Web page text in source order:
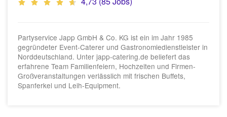
Partyservice Japp GmbH & Co. KG ist ein im Jahr 1985
gegründeter Event-Caterer und Gastronomiedienstleister in
Norddeutschland. Unter japp-catering.de beliefert das
erfahrene Team Familienfeiern, Hochzeiten und Firmen-
Großveranstaltungen verlässlich mit frischen Buffets,
Spanferkel und Leih-Equipment.